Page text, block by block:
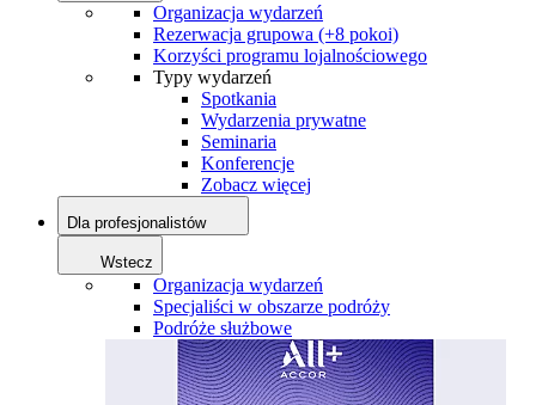
Organizacja wydarzeń
Rezerwacja grupowa (+8 pokoi)
Korzyści programu lojalnościowego
Typy wydarzeń
Spotkania
Wydarzenia prywatne
Seminaria
Konferencje
Zobacz więcej
Dla profesjonalistów
Wstecz
Organizacja wydarzeń
Specjaliści w obszarze podróży
Podróże służbowe